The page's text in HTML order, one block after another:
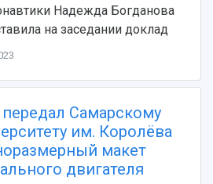
двигателей
университета
конференциях
Надежда Богданова
на заседании доклад
Самарскому
им. Королёва
макет
двигателя